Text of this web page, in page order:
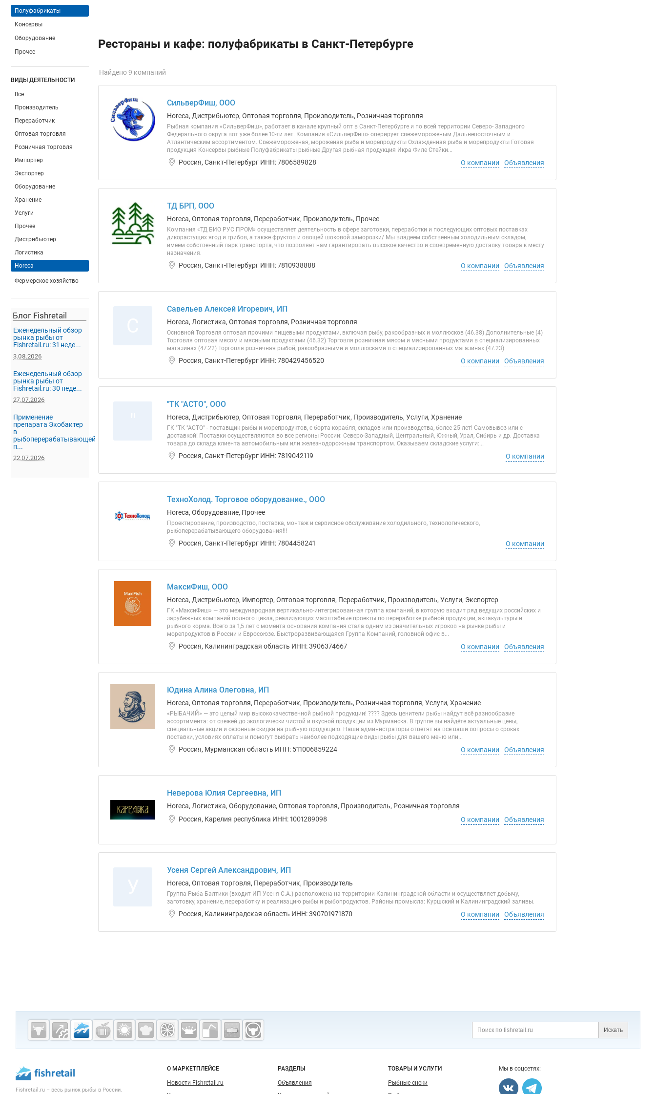
Полуфабрикаты
Консервы
Оборудование
Прочее
ВИДЫ ДЕЯТЕЛЬНОСТИ
Все
Производитель
Переработчик
Оптовая торговля
Розничная торговля
Импортер
Экспортер
Оборудование
Хранение
Услуги
Прочее
Дистрибьютер
Логистика
Horeca
Фермерское хозяйство
Блог Fishretail
Еженедельный обзор
рынка рыбы от
Fishretail.ru: 31 неде...
3.08.2026
Еженедельный обзор
рынка рыбы от
Fishretail.ru: 30 неде...
27.07.2026
Применение
препарата Экобактер
в
рыбоперерабатывающей
п...
22.07.2026
Рестораны и кафе: полуфабрикаты в Санкт-Петербурге
Найдено 9 компаний
СильверФиш, ООО
Horeca, Дистрибьютер, Оптовая торговля, Производитель, Розничная торговля
Рыбная компания «СильверФиш», работает в канале крупный опт в Санкт-Петербурге и по всей территории Северо- Западного
Федерального округа вот уже более 10-ти лет. Компания «СильверФиш» оперирует свежемороженым Дальневосточным и
Атлантическим ассортиментом. Свежемороженая, мороженая рыба и морепродукты Охлажденная рыба и морепродукты Готовая
продукция Консервы рыбные Полуфабрикаты рыбные Другая рыбная продукция Икра Филе Стейки...
Россия, Санкт-Петербург ИНН: 7806589828 О компании Объявления
ТД БРП, ООО
Horeca, Оптовая торговля, Переработчик, Производитель, Прочее
Компания «ТД БИО РУС ПРОМ» осуществляет деятельность в сфере заготовки, переработки и последующих оптовых поставках
дикорастущих ягод и грибов, а также фруктов и овощей шоковой заморозки/ Мы владеем собственным холодильным складом,
имеем собственный парк транспорта, что позволяет нам гарантировать высокое качество и своевременную доставку товара к месту
назначения.
Россия, Санкт-Петербург ИНН: 7810938888 О компании Объявления
Савельев Алексей Игоревич, ИП
Horeca, Логистика, Оптовая торговля, Розничная торговля
Основной Торговля оптовая прочими пищевыми продуктами, включая рыбу, ракообразных и моллюсков (46.38) Дополнительные (4)
Торговля оптовая мясом и мясными продуктами (46.32) Торговля розничная мясом и мясными продуктами в специализированных
магазинах (47.22) Торговля розничная рыбой, ракообразными и моллюсками в специализированных магазинах (47.23)
Россия, Санкт-Петербург ИНН: 780429456520 О компании Объявления
"ТК "АСТО", ООО
Horeca, Дистрибьютер, Оптовая торговля, Переработчик, Производитель, Услуги, Хранение
ГК "ТК "АСТО" - поставщик рыбы и морепродуктов, с борта корабля, складов или производства, более 25 лет! Самовывоз или с
доставкой! Поставки осуществляются во все регионы России: Северо-Западный, Центральный, Южный, Урал, Сибирь и др. Доставка
товара до склада клиента автомобильным или железнодорожным транспортом. Оказываем складские услуги:...
Россия, Санкт-Петербург ИНН: 7819042119 О компании
ТехноХолод. Торговое оборудование., ООО
Horeca, Оборудование, Прочее
Проектирование, производство, поставка, монтаж и сервисное обслуживание холодильного, технологического,
рыбоперерабатывающего оборудования!!!
Россия, Санкт-Петербург ИНН: 7804458241 О компании
МаксиФиш, ООО
Horeca, Дистрибьютер, Импортер, Оптовая торговля, Переработчик, Производитель, Услуги, Экспортер
ГК «МаксиФиш» — это международная вертикально-интегрированная группа компаний, в которую входит ряд ведущих российских и
зарубежных компаний полного цикла, реализующих масштабные проекты по переработке рыбной продукции, аквакультуры и
рыбного корма. Всего за 1,5 лет с момента основания компания стала одним из значительных игроков на рынке рыбы и
морепродуктов в России и Евросоюзе. Быстроразвивающаяся Группа Компаний, головной офис в...
Россия, Калининградская область ИНН: 3906374667 О компании Объявления
Юдина Алина Олеговна, ИП
Horeca, Оптовая торговля, Переработчик, Производитель, Розничная торговля, Услуги, Хранение
«РЫБАЧИЙ» — это целый мир высококачественной рыбной продукции! ???? Здесь ценители рыбы найдут всё разнообразие
ассортимента: от свежей до экологически чистой и вкусной продукции из Мурманска. В группе вы найдёте актуальные цены,
специальные акции и сезонные скидки на рыбную продукцию. Наши администраторы ответят на все ваши вопросы о сроках
поставки, условиях оплаты и помогут выбрать наиболее подходящие виды рыбы для вашего меню или...
Россия, Мурманская область ИНН: 511006859224 О компании Объявления
Неверова Юлия Сергеевна, ИП
Horeca, Логистика, Оборудование, Оптовая торговля, Производитель, Розничная торговля
Россия, Карелия республика ИНН: 1001289098
О компании Объявления
Усеня Сергей Александрович, ИП
Horeca, Оптовая торговля, Переработчик, Производитель
Группа Рыба Балтики (входит ИП Усеня С.А.) расположена на территории Калининградской области и осуществляет добычу,
заготовку, хранение, переработку и реализацию рыбы и рыбопродуктов. Районы промысла: Куршский и Калининградский заливы.
Россия, Калининградская область ИНН: 390701971870 О компании Объявления
Дополнительная информация
Искать
Cсылки на полезные проекты
Fishretail.ru —
рыба,
Важные разделы и контакты
Fishretail.ru – весь рынок рыбы в России.
Навигация по сайту
О МАРКЕТПЛЕЙСЕ
Новости Fishretail.ru
РАЗДЕЛЫ
Объявления
ТОВАРЫ И УСЛУГИ
Рыбные снеки
Мы в соцсетях: